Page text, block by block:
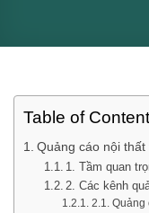
Table of
Quảng cáo nội
1. Tầm quan
2. Các kênh
2.1. Quảng